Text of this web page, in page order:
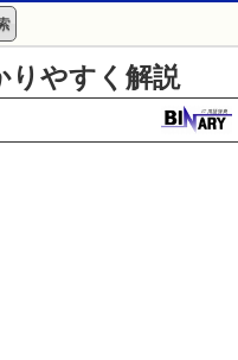
りやすく解説